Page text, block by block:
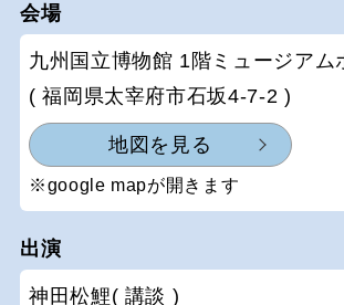
会場
九州国立博物館 1階ミュージアム
( 福岡県太宰府市石坂4-7-2 )
地図を見る
※google mapが開きます
出演
神田松鯉( 講談 )